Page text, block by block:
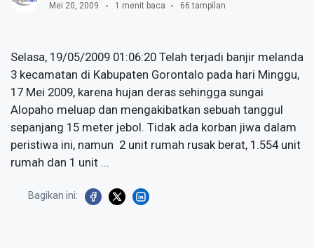
Mei 20, 2009
1 menit baca 66 tampilan
Selasa, 19/05/2009 01:06:20 Telah terjadi banjir melanda
3 kecamatan di Kabupaten Gorontalo pada hari Minggu,
17 Mei 2009, karena hujan deras sehingga sungai
Alopaho meluap dan mengakibatkan sebuah tanggul
sepanjang 15 meter jebol. Tidak ada korban jiwa dalam
peristiwa ini, namun 2 unit rumah rusak berat, 1.554 unit
rumah dan 1 unit ...
Bagikan ini: